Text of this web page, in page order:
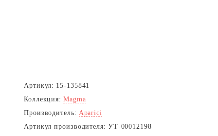
Артикул: 15-135841
Коллекция: Magma
Производитель: Aparici
Артикул производителя: УТ-00012198